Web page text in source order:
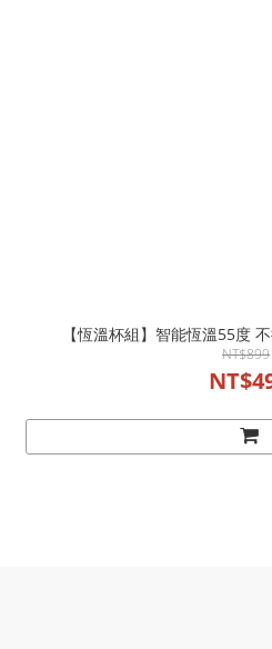
【恆溫杯組】智能恆溫55度
NT$899